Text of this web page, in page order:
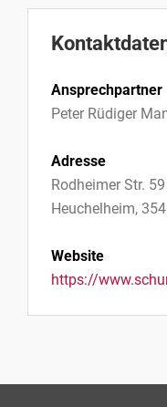
Ansprechpartner
Peter Rüdiger
Adresse
Rodheimer Str. 59
Heuchelheim,
Website
https://